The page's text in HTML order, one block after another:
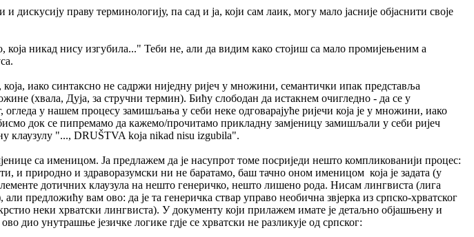
дискусију праву терминологију, па сад и ја, који сам лаик, могу мало јасније објаснити своје
никад нису изгубила..." Теби не, али да видим како стојиш са мало промијењеним а
која, иако синтаксно не садржи ниједну ријеч у множини, семантички ипак представља
(хвала, Дуја, за стручни термин). Бићу слободан да истакнем очигледно - да се у
у нашем процесу замишљања у себи неке одговарајуће ријечи која је у множини, иако
док се пипремамо да кажемо/прочитамо прикладну замјеницу замишљали у себи ријеч
клаузулу "..., DRUŠTVA koja nikad nisu izgubila".
са именицом. Ја предлажем да је насупрот томе посриједи нешто компликованији процес:
и природно и здраворазумски ни не баратамо, баш тачно оном именицом која је задата (у
дотичних клаузула на нешто генеричко, нешто лишено рода. Нисам лингвиста (лига
предложићу вам ово: да је та генеричка ствар управо необична звјерка из српско-хрватског
крстио неки хрватски лингвиста). У документу који прилажем имате је детаљно објашњену и
дио унутрашње језичке логике гдје се хрватски не разликује од српског: